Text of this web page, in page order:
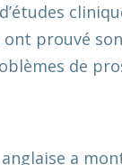
ont prouvé
de
a